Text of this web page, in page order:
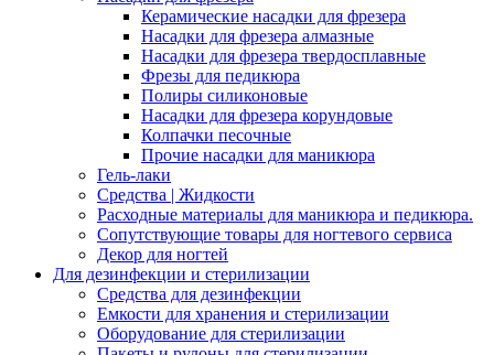
Керамические насадки для фрезера
Насадки для фрезера алмазные
Насадки для фрезера твердосплавные
Фрезы для педикюра
Полиры силиконовые
Насадки для фрезера корундовые
Колпачки песочные
Прочие насадки для маникюра
Гель-лаки
Средства | Жидкости
Расходные материалы для маникюра и педикюра.
Сопутствующие товары для ногтевого сервиса
Декор для ногтей
Для дезинфекции и стерилизации
Средства для дезинфекции
Емкости для хранения и стерилизации
Оборудование для стерилизации